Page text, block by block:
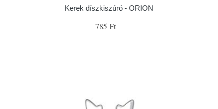
Kerek díszkiszúró - ORION
785 Ft